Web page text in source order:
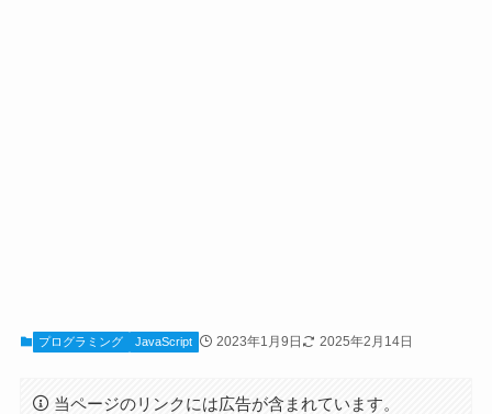
プログラミング JavaScript 2023年1月9日 2025年2月14日
当ページのリンクには広告が含まれています。